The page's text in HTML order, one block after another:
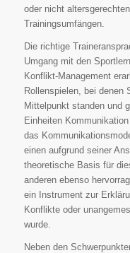
oder nicht
Trainingsumfängen.
Die richtige
Umgang mit den
Konflikt-Management
Rollenspielen, bei denen
Mittelpunkt standen und
Einheiten
das
einen aufgrund seiner
theoretische Basis für
anderen ebenso
ein Instrument zur
Konflikte oder
wurde.
Neben den